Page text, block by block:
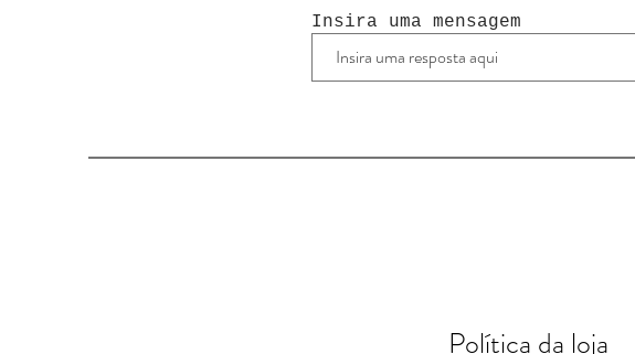
Insira uma mensagem
Política da loja